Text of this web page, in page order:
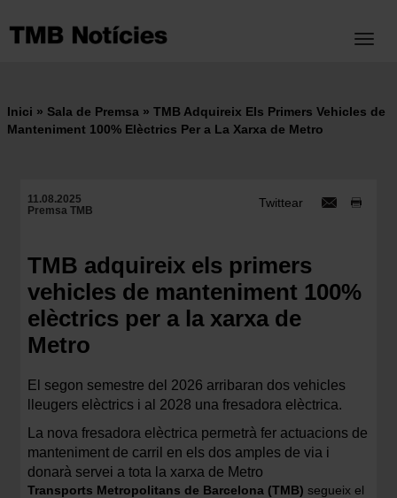
contingut
Fil
Inici Sala de Premsa
TMB Adquireix Els Primers Vehicles de
Manteniment 100% Elèctrics Per a La Xarxa de Metro
Twittear
11.08.2025
Premsa TMB
TMB adquireix els primers
vehicles de manteniment 100%
elèctrics per a la xarxa de
Metro
El segon semestre del 2026 arribaran dos vehicles
lleugers elèctrics i al 2028 una fresadora elèctrica.
La nova fresadora elèctrica permetrà fer actuacions de
manteniment de carril en els dos amples de via i
donarà servei a tota la xarxa de Metro
Transports Metropolitans de Barcelona (TMB) segueix el